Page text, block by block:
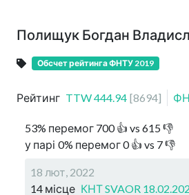
Полищук Богдан
Обсчет рейтинга ФНТУ 2019
Рейтинг TTW444.94 [8694]
53% перемог 700👍 vs 615👎
у парі 0% перемог0👍 vs 7👎
18 лют, 2022
14 місце КНТ SVAOR